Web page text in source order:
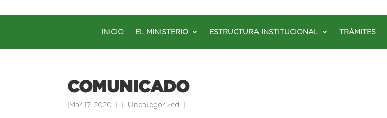
INICIO EL MINISTERIO ESTRUCTURA INSTITUCIONAL TRÁMITES
COMUNICADO
Mar 17, 2020 Uncategorized